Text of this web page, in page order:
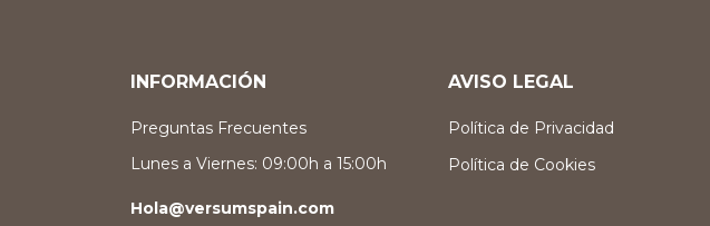
INFORMACIÓN
Preguntas Frecuentes
Lunes a Viernes: 09:00h a 15:00h
Hola@versumspain.com
AVISO LEGAL
Política de Privacidad
Política de Cookies